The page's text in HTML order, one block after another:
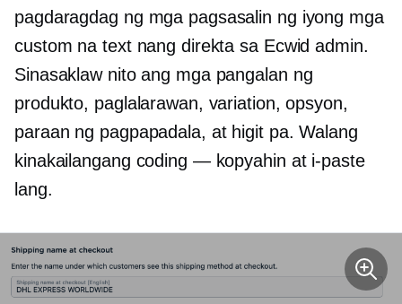
pagdaragdag ng mga pagsasalin ng iyong mga
custom na text nang direkta sa Ecwid admin.
Sinasaklaw nito ang mga pangalan ng
produkto, paglalarawan, variation, opsyon,
paraan ng pagpapadala, at higit pa. Walang
kinakailangang coding — kopyahin at i-paste
lang.